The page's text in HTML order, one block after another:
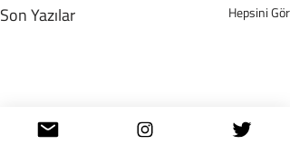
Son Yazılar Hepsini Gör